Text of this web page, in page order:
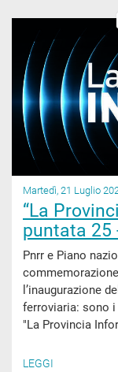
Martedì, 21 Luglio
“La
puntata 25
Pnrr e Piano
l’inaugurazione
ferroviaria: sono
"La Provincia
LEGGI